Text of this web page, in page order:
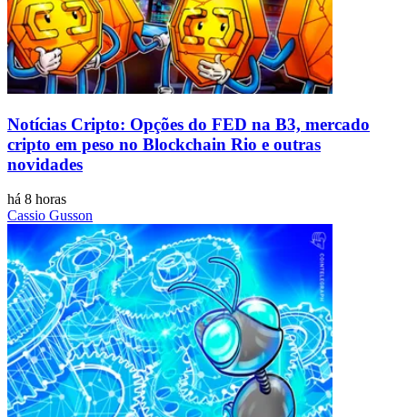
Notícias Cripto: Opções do FED na B3, mercado
cripto em peso no Blockchain Rio e outras
novidades
há 8 horas
Cassio Gusson